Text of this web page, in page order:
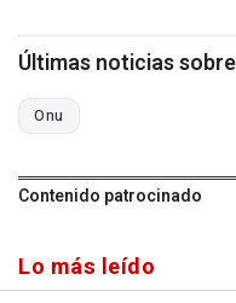
Últimas noticias
Onu
Contenido patrocinado
Lo más leído